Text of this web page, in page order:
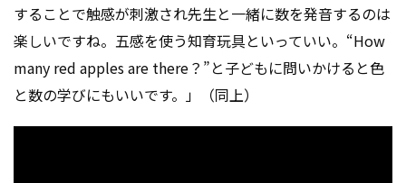
することで触感が刺激され先生と一緒に数を発音するのは
楽しいですね。五感を使う知育玩具といっていい。“How
many red apples are there？”と子どもに問いかけると色
と数の学びにもいいです。」（同上）